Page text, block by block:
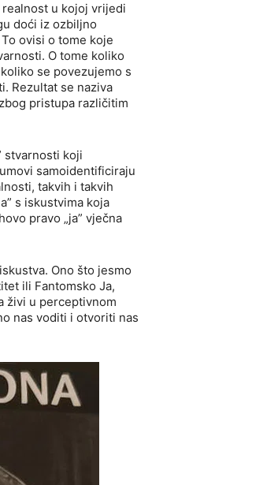
u kojoj vrijedi
doći iz ozbiljno
ovisi o tome koje
O tome koliko
se povezujemo s
Rezultat se naziva
pristupa različitim
stvarnosti koji
samoidentificiraju
takvih i takvih
s iskustvima koja
pravo „ja” vječna
Ono što jesmo
ili Fantomsko Ja,
živi u perceptivnom
nas voditi i otvoriti nas